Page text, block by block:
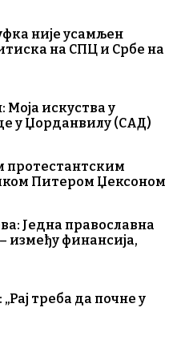
није усамљен
на СПЦ и Србе на
Моја искуства у
у Џорданвилу (САД)
протестантским
Питером Џексоном
Једна православна
између финансија,
треба да почне у